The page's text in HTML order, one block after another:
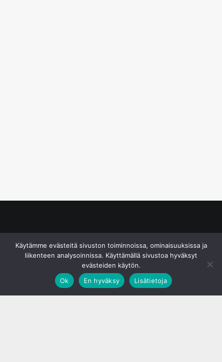
Käytämme evästeitä sivuston toiminnoissa, ominaisuuksissa ja
liikenteen analysoinnissa. Käyttämällä sivustoa hyväksyt
evästeiden käytön.
Ok
En hyväksy Lisätietoja